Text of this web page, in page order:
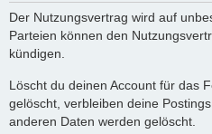
Der Nutzungsvertrag wird auf
Parteien können den
kündigen.
Löscht du deinen Account für das
gelöscht, verbleiben deine
anderen Daten werden gelöscht.